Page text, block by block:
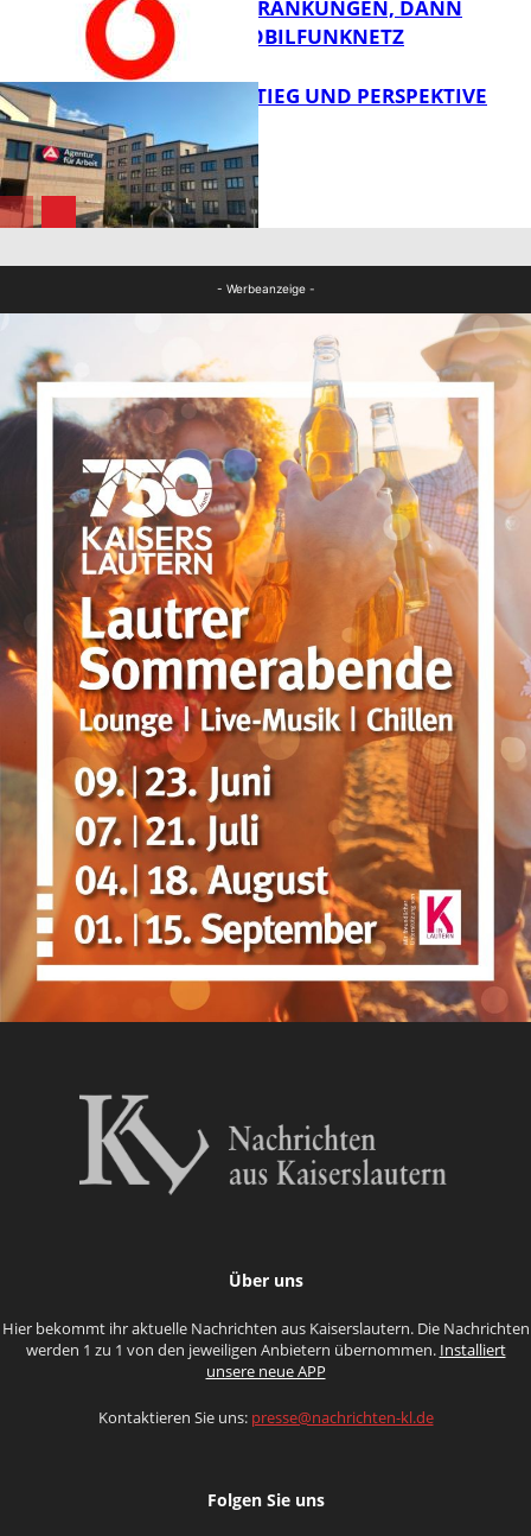
FB News
ERST EINSCHRÄNKUNGEN, DANN
BESSERES MOBILFUNKNETZ
WIEDEREINSTIEG UND PERSPEKTIVE
- Werbeanzeige -
Über uns
Hier bekommt ihr aktuelle Nachrichten aus Kaiserslautern. Die Nachrichten
werden 1 zu 1 von den jeweiligen Anbietern übernommen. Installiert
unsere neue APP
Kontaktieren Sie uns: presse@nachrichten-kl.de
Folgen Sie uns